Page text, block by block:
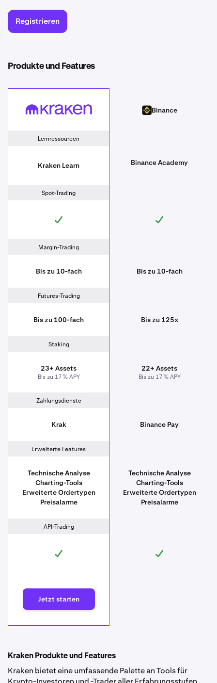
Registrieren
Produkte und Features
Kraken Binance
Binance
Lernressourcen
Kraken Learn Binance Academy
Spot-Trading
Margin-Trading
Bis zu 10-fach Bis zu 10-fach
Futures-Trading
Bis zu 100-fach Bis zu 125x
Staking
23+ Assets
Bis zu 17 % APY
22+ Assets
Bis zu 17 % APY
Zahlungsdienste
Krak Binance Pay
Erweiterte Features
Technische Analyse
Charting-Tools
Erweiterte Ordertypen
Preisalarme
Technische Analyse
Charting-Tools
Erweiterte Ordertypen
Preisalarme
API-Trading
Jetzt starten
Kraken Produkte und Features
Kraken bietet eine umfassende Palette an Tools für